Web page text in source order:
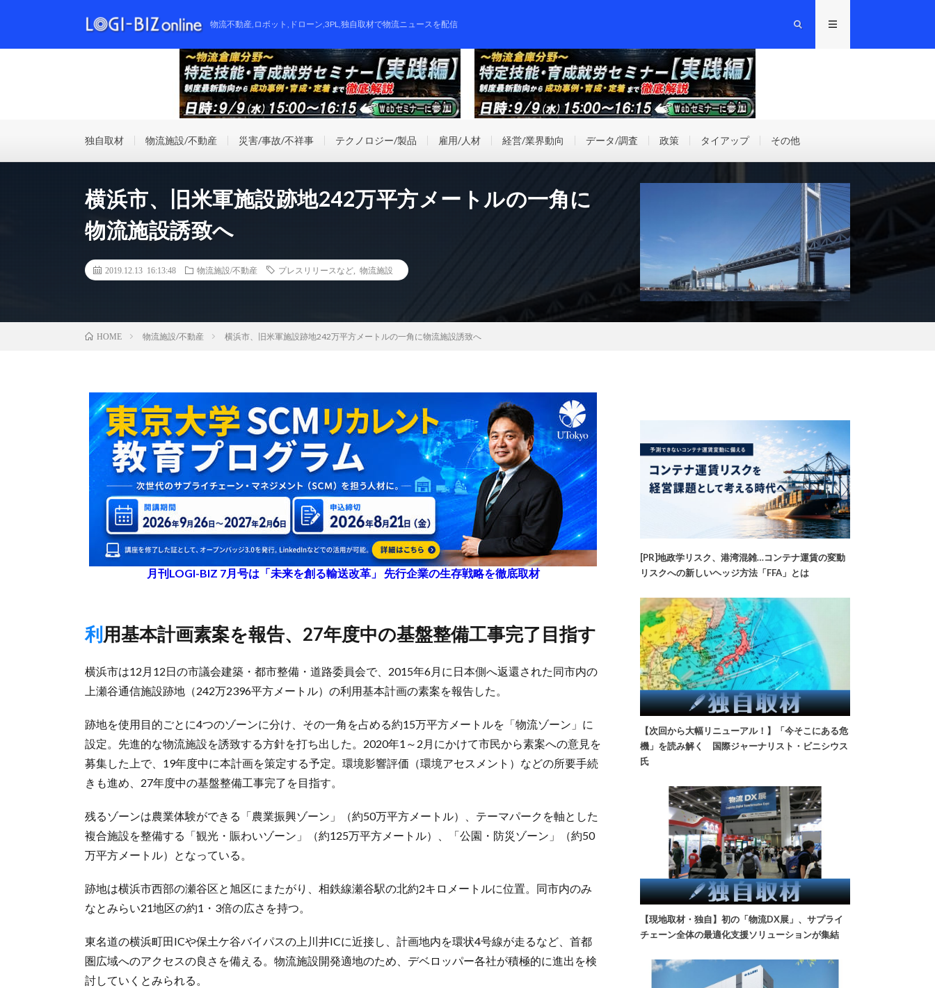
物流不動産,ロボット,ドローン,3PL,独自取材で物流ニュースを配信
独自取材 物流施設/不動産 災害/事故/不祥事 テクノロジー/製品 雇用/人材 経営/業界動向 データ/調査 政策 タイアップ その他
横浜市、旧米軍施設跡地242万平方メートルの一角に
物流施設誘致へ
2019.12.13 16:13:48 物流施設/不動産 プレスリリースなど 物流施設
HOME 物流施設/不動産 横浜市、旧米軍施設跡地242万平方メートルの一角に物流施設誘致へ
月刊LOGI-BIZ 7月号は「未来を創る輸送改革」 先行企業の生存戦略を徹底取材
利用基本計画素案を報告、27年度中の基盤整備工事完了目指す
横浜市は12月12日の市議会建築・都市整備・道路委員会で、2015年6月に日本側へ返還された同市内の
上瀬谷通信施設跡地（242万2396平方メートル）の利用基本計画の素案を報告した。
跡地を使用目的ごとに4つのゾーンに分け、その一角を占める約15万平方メートルを「物流ゾーン」に
設定。先進的な物流施設を誘致する方針を打ち出した。2020年1～2月にかけて市民から素案への意見を
募集した上で、19年度中に本計画を策定する予定。環境影響評価（環境アセスメント）などの所要手続
きも進め、27年度中の基盤整備工事完了を目指す。
残るゾーンは農業体験ができる「農業振興ゾーン」（約50万平方メートル）、テーマパークを軸とした
複合施設を整備する「観光・賑わいゾーン」（約125万平方メートル）、「公園・防災ゾーン」（約50
万平方メートル）となっている。
跡地は横浜市西部の瀬谷区と旭区にまたがり、相鉄線瀬谷駅の北約2キロメートルに位置。同市内のみ
なとみらい21地区の約1・3倍の広さを持つ。
東名道の横浜町田ICや保土ケ谷バイパスの上川井ICに近接し、計画地内を環状4号線が走るなど、首都
圏広域へのアクセスの良さを備える。物流施設開発適地のため、デベロッパー各社が積極的に進出を検
討していくとみられる。
[PR]地政学リスク、港湾混雑…コンテナ運賃の変動
リスクへの新しいヘッジ方法「FFA」とは
【次回から大幅リニューアル！】「今そこにある危
機」を読み解く 国際ジャーナリスト・ビニシウス
氏
【現地取材・独自】初の「物流DX展」、サプライ
チェーン全体の最適化支援ソリューションが集結